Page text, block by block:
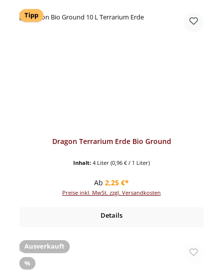
Tipp
Dragon Terrarium Erde Bio Ground
Inhalt: 4 Liter (0,96 € / 1 Liter)
Regulärer Preis:
Ab 2,25 €*
Preise inkl. MwSt. zzgl. Versandkosten
Details
Ausverkauft
%Rabatt